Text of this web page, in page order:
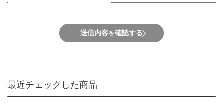
送信内容を確認する
最近チェックした商品